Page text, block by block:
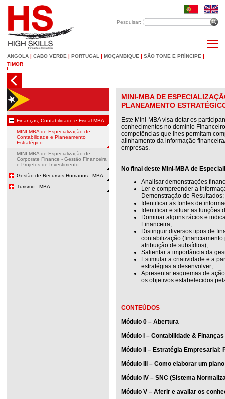
Pesquisar:
ANGOLA | CABO VERDE | PORTUGAL | MOÇAMBIQUE | SÃO TOME E PRÍNCIPE |
TIMOR
Finanças, Contabilidade e Fiscal-MBA
MINI-MBA de Especialização de
Contabilidade e Planeamento
Estratégico
MINI-MBA de Especialização de
Corporate Finance - Gestão Financeira
e Projetos de Investimento
Gestão de Recursos Humanos - MBA
Turismo - MBA
MINI-MBA DE
PLANEAMENTO
Este Mini-MBA visa dotar os
conhecimentos no domínio
competências que lhes permitam
alinhamento da informação
empresas.
No final deste Mini-MBA de
Analisar demonstrações
Ler e compreender a
Demonstração de Resultados;
Identificar as fontes de
Identificar e situar as funções
Dominar alguns rácios e
Financeira;
Distinguir diversos tipos de
contabilização
atribuição de subsídios);
Salientar a importância da
Estimular a criatividade e a
estratégias a desenvolver;
Apresentar esquemas de
os objetivos estabelecidos
CONTEÚDOS
Módulo 0 – Abertura
Módulo I – Contabilidade & Finanças
Módulo II – Estratégia Empresarial:
Módulo III – Como elaborar um
Módulo IV – SNC (Sistema
Módulo V – Aferir e avaliar os